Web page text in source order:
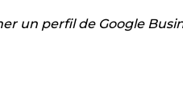
un perfil de Google